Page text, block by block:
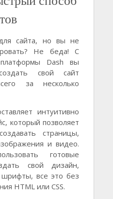
сайта, но вы не
Не беда! С
Dash вы
свой сайт
за несколько
интуитивно
который позволяет
страницы,
и видео.
готовые
свой дизайн,
все это без
HTML или CSS.